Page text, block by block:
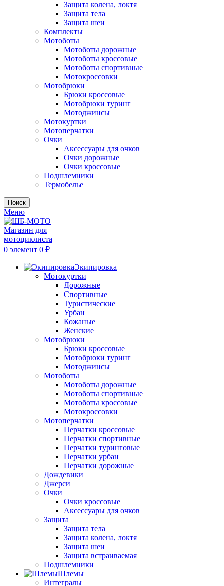
Защита колена, локтя
Защита тела
Защита шеи
Комплекты
Мотоботы
Мотоботы дорожные
Мотоботы кроссовые
Мотоботы спортивные
Мотокроссовки
Мотобрюки
Брюки кроссовые
Мотобрюки туринг
Мотоджинсы
Мотокуртки
Мотоперчатки
Очки
Аксессуары для очков
Очки дорожные
Очки кроссовые
Подшлемники
Термобелье
Поиск
Меню
0 элемент 0 ₽
Экипировка
Мотокуртки
Дорожные
Спортивные
Туристические
Урбан
Кожаные
Женские
Мотобрюки
Брюки кроссовые
Мотобрюки туринг
Мотоджинсы
Мотоботы
Мотоботы дорожные
Мотоботы спортивные
Мотоботы кроссовые
Мотокроссовки
Мотоперчатки
Перчатки кроссовые
Перчатки спортивные
Перчатки туринговые
Перчатки урбан
Перчатки дорожные
Дождевики
Джерси
Очки
Очки кроссовые
Аксессуары для очков
Защита
Защита тела
Защита колена, локтя
Защита шеи
Защита встраиваемая
Подшлемники
Шлемы
Интегралы